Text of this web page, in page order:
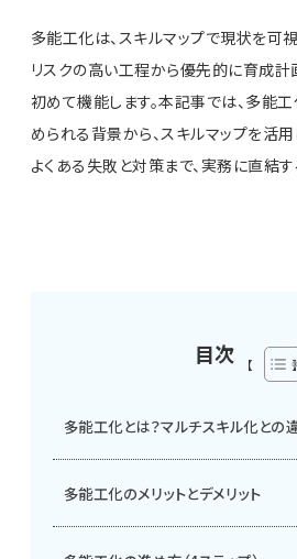
多能工化は、スキルマップで現状を可視
リスクの高い工程から優先的に育成計
初めて機能します。本記事では、多能
められる背景から、スキルマップを活
よくある失敗と対策まで、実務に直結す
目次
多能工化とは？マルチスキル化との
多能工化のメリットとデメリット